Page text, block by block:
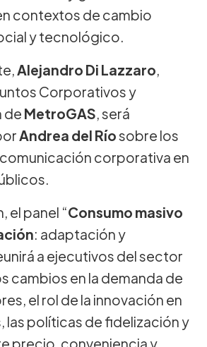
contextos de cambio
y tecnológico.
Alejandro Di Lazzaro,
Corporativos y
de MetroGAS, será
Andrea del Ríosobre los
corporativa en
el panel “Consumo masivo
: adaptación y
a ejecutivos del sector
cambios en la demanda de
el rol de la innovación en
las políticas de fidelización y
precio, conveniencia y